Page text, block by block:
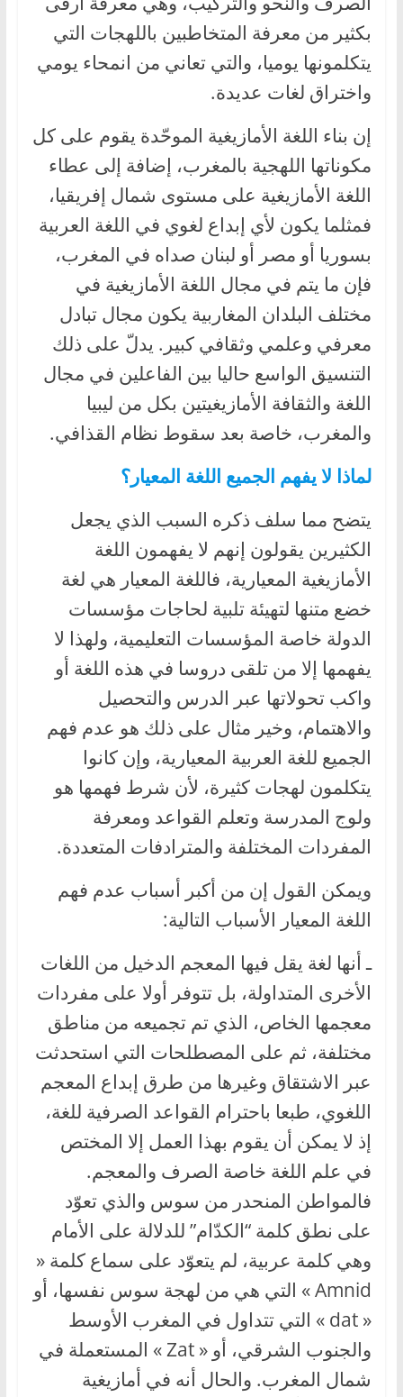
بكثير من معرفة المتخاطبين باللهجات التي
يتكلمونها يوميا، والتي تعاني من انمحاء يومي
واختراق لغات عديدة.
إن بناء اللغة الأمازيغية الموحّدة يقوم على كل
مكوناتها اللهجية بالمغرب، إضافة إلى عطاء
اللغة الأمازيغية على مستوى شمال إفريقيا،
فمثلما يكون لأي إبداع لغوي في اللغة العربية
بسوريا أو مصر أو لبنان صداه في المغرب،
فإن ما يتم في مجال اللغة الأمازيغية في
مختلف البلدان المغاربية يكون مجال تبادل
معرفي وعلمي وثقافي كبير. يدلّ على ذلك
التنسيق الواسع حاليا بين الفاعلين في مجال
اللغة والثقافة الأمازيغيتين بكل من ليبيا
والمغرب، خاصة بعد سقوط نظام القذافي.
لماذا لا يفهم الجميع اللغة المعيار؟
يتضح مما سلف ذكره السبب الذي يجعل
الكثيرين يقولون إنهم لا يفهمون اللغة
الأمازيغية المعيارية، فاللغة المعيار هي لغة
خضع متنها لتهيئة تلبية لحاجات مؤسسات
الدولة خاصة المؤسسات التعليمية، ولهذا لا
يفهمها إلا من تلقى دروسا في هذه اللغة أو
واكب تحولاتها عبر الدرس والتحصيل
والاهتمام، وخير مثال على ذلك هو عدم فهم
الجميع للغة العربية المعيارية، وإن كانوا
يتكلمون لهجات كثيرة، لأن شرط فهمها هو
ولوج المدرسة وتعلم القواعد ومعرفة
المفردات المختلفة والمترادفات المتعددة.
ويمكن القول إن من أكبر أسباب عدم فهم
اللغة المعيار الأسباب التالية:
ـ أنها لغة يقل فيها المعجم الدخيل من اللغات
الأخرى المتداولة، بل تتوفر أولا على مفردات
معجمها الخاص، الذي تم تجميعه من مناطق
مختلفة، ثم على المصطلحات التي استحدثت
عبر الاشتقاق وغيرها من طرق إبداع المعجم
اللغوي، طبعا باحترام القواعد الصرفية للغة،
إذ لا يمكن أن يقوم بهذا العمل إلا المختص
في علم اللغة خاصة الصرف والمعجم.
فالمواطن المنحدر من سوس والذي تعوّد
على نطق كلمة “الكدّام” للدلالة على الأمام
وهي كلمة عربية، لم يتعوّد على سماع كلمة «
Amnid » التي هي من لهجة سوس نفسها، أو
« dat » التي تتداول في المغرب الأوسط
والجنوب الشرقي، أو « Zat » المستعملة في
شمال المغرب. والحال أنه في أمازيغية